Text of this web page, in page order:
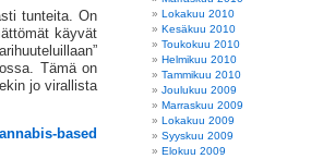
tunteita. On
käyvät
Tämä on
jo virallista
based
Lokakuu 2010
Kesäkuu 2010
Toukokuu 2010
Helmikuu 2010
Tammikuu 2010
Joulukuu 2009
Marraskuu 2009
Lokakuu 2009
Syyskuu 2009
Elokuu 2009